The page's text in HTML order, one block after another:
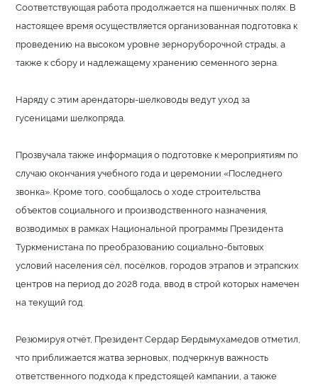
Соответствующая работа продолжается на пшеничных полях. В
настоящее время осуществляется организованная подготовка к
проведению на высоком уровне зерноpуборочной страды, а
также к сбору и надлежащему хранению семенного зерна.
Наряду с этим арендаторы-шелководы ведут уход за
гусеницами шелкопряда.
Прозвучала также информация о подготовке к мероприятиям по
случаю окончания учебного года и церемонии «Последнего
звонка». Кроме того, сообщалось о ходе строительства
объектов социального и производственного назначения,
возводимых в рамках Национальной программы Президента
Туркменистана по преобразованию социально-бытовых
условий населения сёл, посёлков, городов этрапов и этрапских
центров на период до 2028 года, ввод в строй которых намечен
на текущий год.
Резюмируя отчёт, Президент Сердар Бердымухамедов отметил,
что приближается жатва зерновых, подчеркнув важность
ответственного подхода к предстоящей кампании, а также